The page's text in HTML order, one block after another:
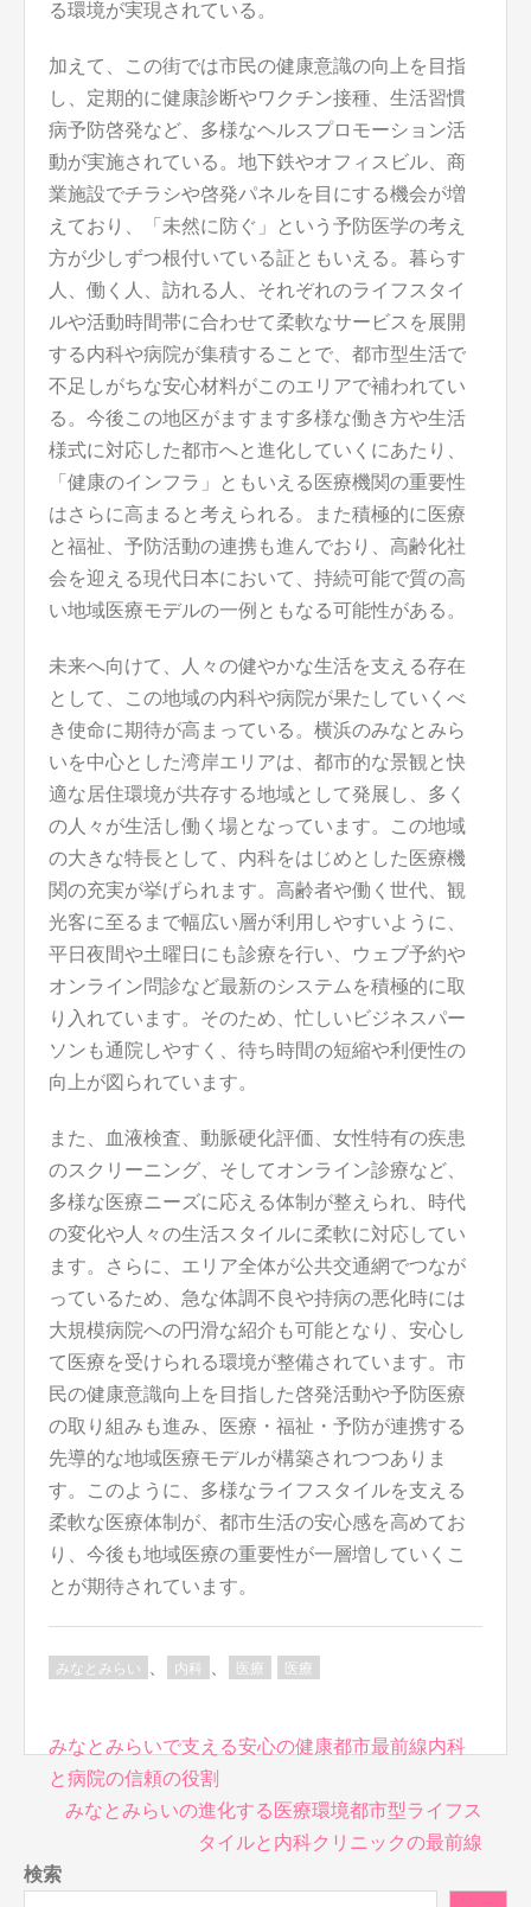
る環境が実現されている。
加えて、この街では市民の健康意識の向上を目指
し、定期的に健康診断やワクチン接種、生活習慣
病予防啓発など、多様なヘルスプロモーション活
動が実施されている。地下鉄やオフィスビル、商
業施設でチラシや啓発パネルを目にする機会が増
えており、「未然に防ぐ」という予防医学の考え
方が少しずつ根付いている証ともいえる。暮らす
人、働く人、訪れる人、それぞれのライフスタイ
ルや活動時間帯に合わせて柔軟なサービスを展開
する内科や病院が集積することで、都市型生活で
不足しがちな安心材料がこのエリアで補われてい
る。今後この地区がますます多様な働き方や生活
様式に対応した都市へと進化していくにあたり、
「健康のインフラ」ともいえる医療機関の重要性
はさらに高まると考えられる。また積極的に医療
と福祉、予防活動の連携も進んでおり、高齢化社
会を迎える現代日本において、持続可能で質の高
い地域医療モデルの一例ともなる可能性がある。
未来へ向けて、人々の健やかな生活を支える存在
として、この地域の内科や病院が果たしていくべ
き使命に期待が高まっている。横浜のみなとみら
いを中心とした湾岸エリアは、都市的な景観と快
適な居住環境が共存する地域として発展し、多く
の人々が生活し働く場となっています。この地域
の大きな特長として、内科をはじめとした医療機
関の充実が挙げられます。高齢者や働く世代、観
光客に至るまで幅広い層が利用しやすいように、
平日夜間や土曜日にも診療を行い、ウェブ予約や
オンライン問診など最新のシステムを積極的に取
り入れています。そのため、忙しいビジネスパー
ソンも通院しやすく、待ち時間の短縮や利便性の
向上が図られています。
また、血液検査、動脈硬化評価、女性特有の疾患
のスクリーニング、そしてオンライン診療など、
多様な医療ニーズに応える体制が整えられ、時代
の変化や人々の生活スタイルに柔軟に対応してい
ます。さらに、エリア全体が公共交通網でつなが
っているため、急な体調不良や持病の悪化時には
大規模病院への円滑な紹介も可能となり、安心し
て医療を受けられる環境が整備されています。市
民の健康意識向上を目指した啓発活動や予防医療
の取り組みも進み、医療・福祉・予防が連携する
先導的な地域医療モデルが構築されつつありま
す。このように、多様なライフスタイルを支える
柔軟な医療体制が、都市生活の安心感を高めてお
り、今後も地域医療の重要性が一層増していくこ
とが期待されています。
みなとみらい 内科 医療 医療
投
稿
ナ
ゲ
ー
みなとみらいで支える安心の健康都市最前線内科
と病院の信頼の役割
みなとみらいの進化する医療環境都市型ライフス
タイルと内科クリニックの最前線
検索